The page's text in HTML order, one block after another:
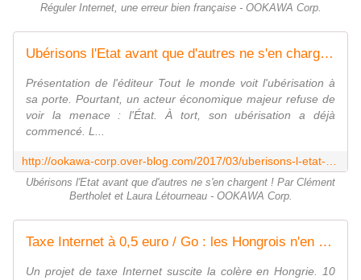
Réguler Internet, une erreur bien française - OOKAWA Corp.
Ubérisons l'Etat avant que d'autres ne s'en chargent ! Par Clément Bertholet et Laura Létourneau - OOKAWA Corp.
Présentation de l'éditeur Tout le monde voit l'ubérisation à
sa porte. Pourtant, un acteur économique majeur refuse de
voir la menace : l'État. À tort, son ubérisation a déjà
commencé. L...
Ubérisons l'Etat avant que d'autres ne s'en chargent ! Par Clément
Bertholet et Laura Létourneau - OOKAWA Corp.
Taxe Internet à 0,5 euro / Go : les Hongrois n'en veulent pas ! - OOKAWA Corp.
Un projet de taxe Internet suscite la colère en Hongrie. 10